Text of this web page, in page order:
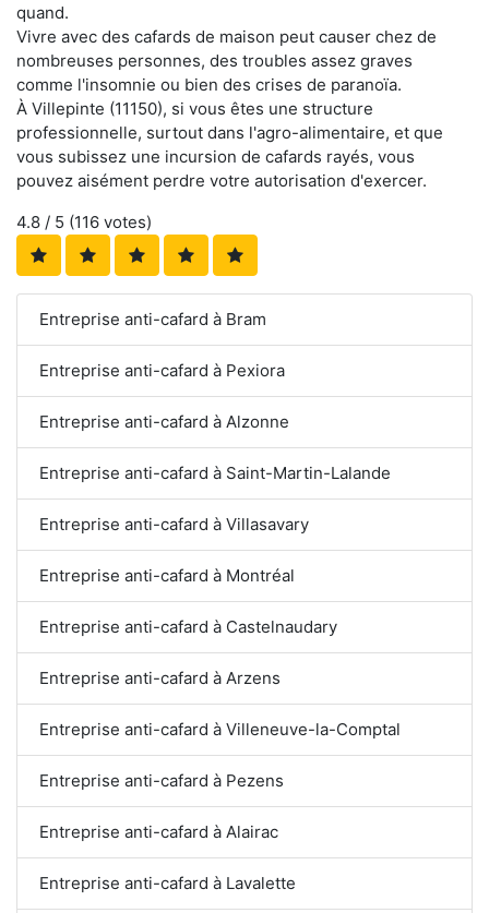
quand.
Vivre avec des cafards de maison peut causer chez de
nombreuses personnes, des troubles assez graves
comme l'insomnie ou bien des crises de paranoïa.
À Villepinte (11150), si vous êtes une structure
professionnelle, surtout dans l'agro-alimentaire, et que
vous subissez une incursion de cafards rayés, vous
pouvez aisément perdre votre autorisation d'exercer.
4.8 / 5 (116 votes)
Entreprise anti-cafard à Bram
Entreprise anti-cafard à Pexiora
Entreprise anti-cafard à Alzonne
Entreprise anti-cafard à Saint-Martin-Lalande
Entreprise anti-cafard à Villasavary
Entreprise anti-cafard à Montréal
Entreprise anti-cafard à Castelnaudary
Entreprise anti-cafard à Arzens
Entreprise anti-cafard à Villeneuve-la-Comptal
Entreprise anti-cafard à Pezens
Entreprise anti-cafard à Alairac
Entreprise anti-cafard à Lavalette